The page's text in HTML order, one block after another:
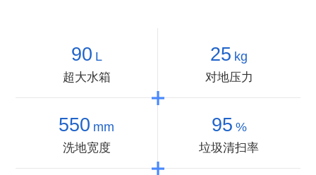
90 L
超大水箱
25 kg
对地压力
550 mm
洗地宽度
95 %
垃圾清扫率